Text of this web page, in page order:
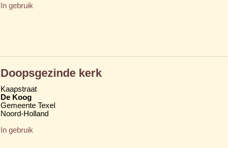
In gebruik
Doopsgezinde kerk
Kaapstraat
De Koog
Gemeente Texel
Noord-Holland
In gebruik